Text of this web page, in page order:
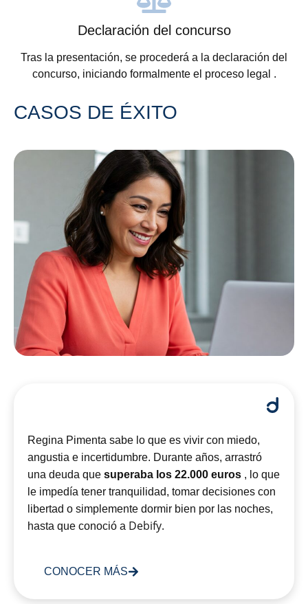
Declaración del concurso
Tras la presentación, se procederá a la declaración del
concurso, iniciando formalmente el proceso legal .
CASOS DE ÉXITO
Regina Pimenta sabe lo que es vivir con miedo,
angustia e incertidumbre. Durante años, arrastró
una deuda que superaba los 22.000 euros , lo que
le impedía tener tranquilidad, tomar decisiones con
libertad o simplemente dormir bien por las noches,
hasta que conoció a Debify.
CONOCER MÁS